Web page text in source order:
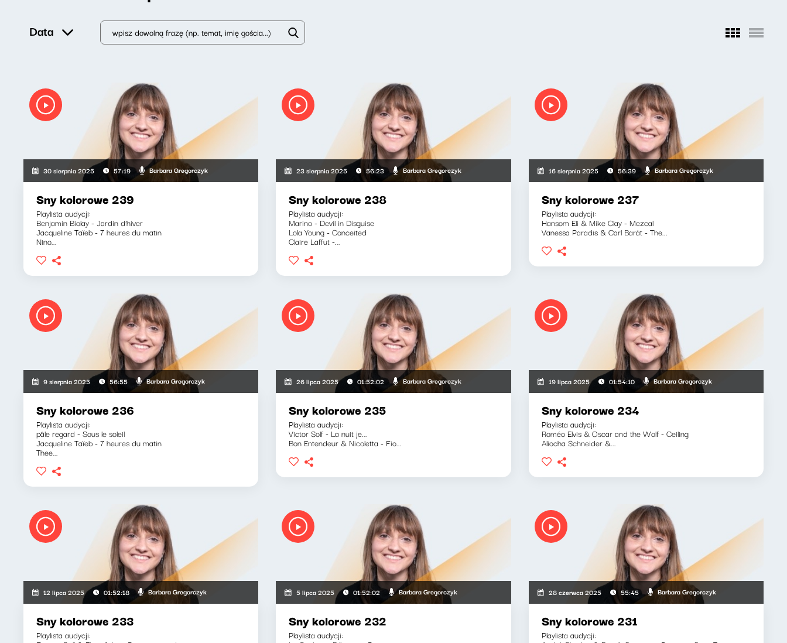
Data
30 sierpnia 2025 57:19 Barbara Gregorczyk
Sny kolorowe 239
Playlista audycji:
Benjamin Biolay - Jardin d'hiver
Jacqueline Taïeb - 7 heures du matin
Nino...
23 sierpnia 2025 56:23 Barbara Gregorczyk
Sny kolorowe 238
Playlista audycji:
Marino - Devil in Disguise
Lola Young - Conceited
Claire Laffut -...
16 sierpnia 2025 56:39 Barbara Gregorczyk
Sny kolorowe 237
Playlista audycji:
Hansom Eli & Mike Clay - Mezcal
Vanessa Paradis & Carl Barât - The...
9 sierpnia 2025 56:55 Barbara Gregorczyk
Sny kolorowe 236
Playlista audycji:
pâle regard - Sous le soleil
Jacqueline Taïeb - 7 heures du matin
Thee...
26 lipca 2025 01:52:02 Barbara Gregorczyk
Sny kolorowe 235
Playlista audycji:
Victor Solf - La nuit je...
Bon Entendeur & Nicoletta - Fio...
19 lipca 2025 01:54:10 Barbara Gregorczyk
Sny kolorowe 234
Playlista audycji:
Roméo Elvis & Oscar and the Wolf - Ceiling
Aliocha Schneider &...
12 lipca 2025 01:52:18 Barbara Gregorczyk
Sny kolorowe 233
Playlista audycji:
5 lipca 2025 01:52:02 Barbara Gregorczyk
Sny kolorowe 232
Playlista audycji:
28 czerwca 2025 55:45 Barbara Gregorczyk
Sny kolorowe 231
Playlista audycji: